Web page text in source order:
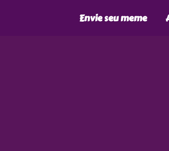
Envie seu meme